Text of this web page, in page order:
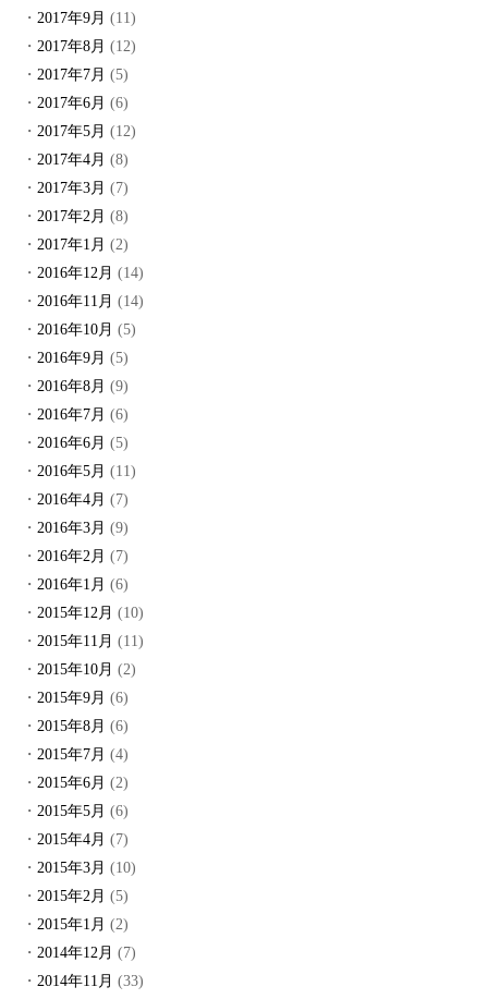
2017年9月 (11)
2017年8月 (12)
2017年7月 (5)
2017年6月 (6)
2017年5月 (12)
2017年4月 (8)
2017年3月 (7)
2017年2月 (8)
2017年1月 (2)
2016年12月 (14)
2016年11月 (14)
2016年10月 (5)
2016年9月 (5)
2016年8月 (9)
2016年7月 (6)
2016年6月 (5)
2016年5月 (11)
2016年4月 (7)
2016年3月 (9)
2016年2月 (7)
2016年1月 (6)
2015年12月 (10)
2015年11月 (11)
2015年10月 (2)
2015年9月 (6)
2015年8月 (6)
2015年7月 (4)
2015年6月 (2)
2015年5月 (6)
2015年4月 (7)
2015年3月 (10)
2015年2月 (5)
2015年1月 (2)
2014年12月 (7)
2014年11月 (33)